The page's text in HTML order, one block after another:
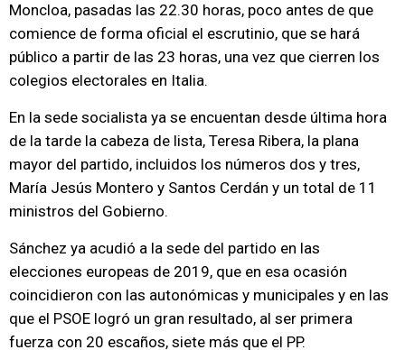
Moncloa, pasadas las 22.30 horas, poco antes de que
comience de forma oficial el escrutinio, que se hará
público a partir de las 23 horas, una vez que cierren los
colegios electorales en Italia.
En la sede socialista ya se encuentan desde última hora
de la tarde la cabeza de lista, Teresa Ribera, la plana
mayor del partido, incluidos los números dos y tres,
María Jesús Montero y Santos Cerdán y un total de 11
ministros del Gobierno.
Sánchez ya acudió a la sede del partido en las
elecciones europeas de 2019, que en esa ocasión
coincidieron con las autonómicas y municipales y en las
que el PSOE logró un gran resultado, al ser primera
fuerza con 20 escaños, siete más que el PP.